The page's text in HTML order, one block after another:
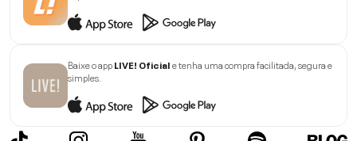
Baixe o appLIVE! Oficiale tenha uma compra facilitada, segura e
simples.